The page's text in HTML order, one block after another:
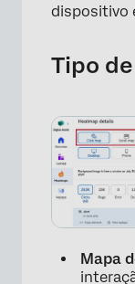
dispositivo
Tipo
Mapa